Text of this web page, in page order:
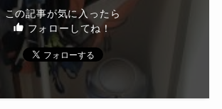
この記事が気に入ったら
フォローしてね！